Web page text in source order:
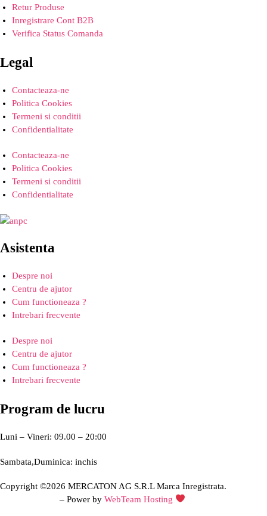
Retur Produse
Inregistrare Cont B2B
Verifica Status Comanda
Legal
Contacteaza-ne
Politica Cookies
Termeni si conditii
Confidentialitate
Contacteaza-ne
Politica Cookies
Termeni si conditii
Confidentialitate
Asistenta
Despre noi
Centru de ajutor
Cum functioneaza ?
Intrebari frecvente
Despre noi
Centru de ajutor
Cum functioneaza ?
Intrebari frecvente
Program de lucru
Luni – Vineri: 09.00 – 20:00
Sambata,Duminica: inchis
Copyright ©2026 MERCATON AG S.R.L Marca Inregistrata.
– Power by WebTeam Hosting